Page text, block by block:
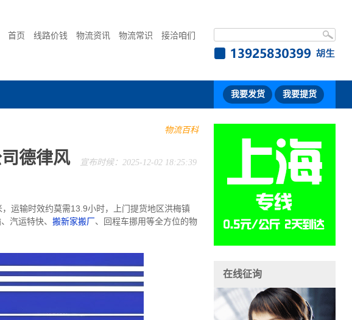
首页 线路价钱 物流资讯 物流常识 接洽咱们
我要发货 我要提货
物流百科
德律风 宣布时候：2025-12-02 18:25:39
运输时效约莫需13.9小时，上门提货地区洪梅镇
汽运特快、 搬新家搬厂、回程车挪用等全方位的物
在线征询